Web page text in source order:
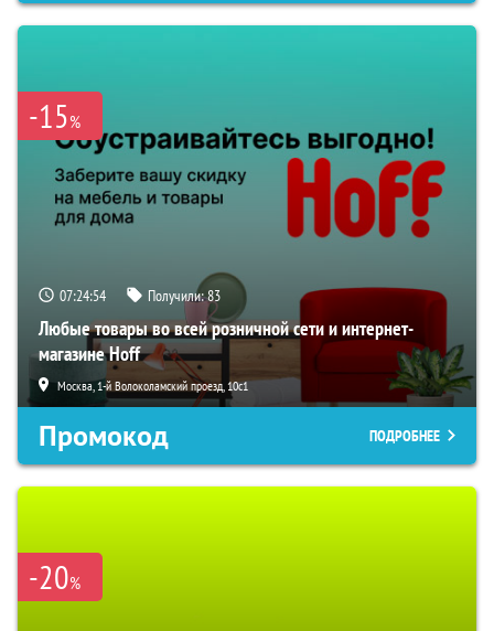
-15%
07:24:54 Получили:83
Любые товары во всей розничной сети и интернет-
магазине Hoff
Москва, 1-й Волоколамский проезд, 10с1
Промокод ПОДРОБНЕЕ
-20%